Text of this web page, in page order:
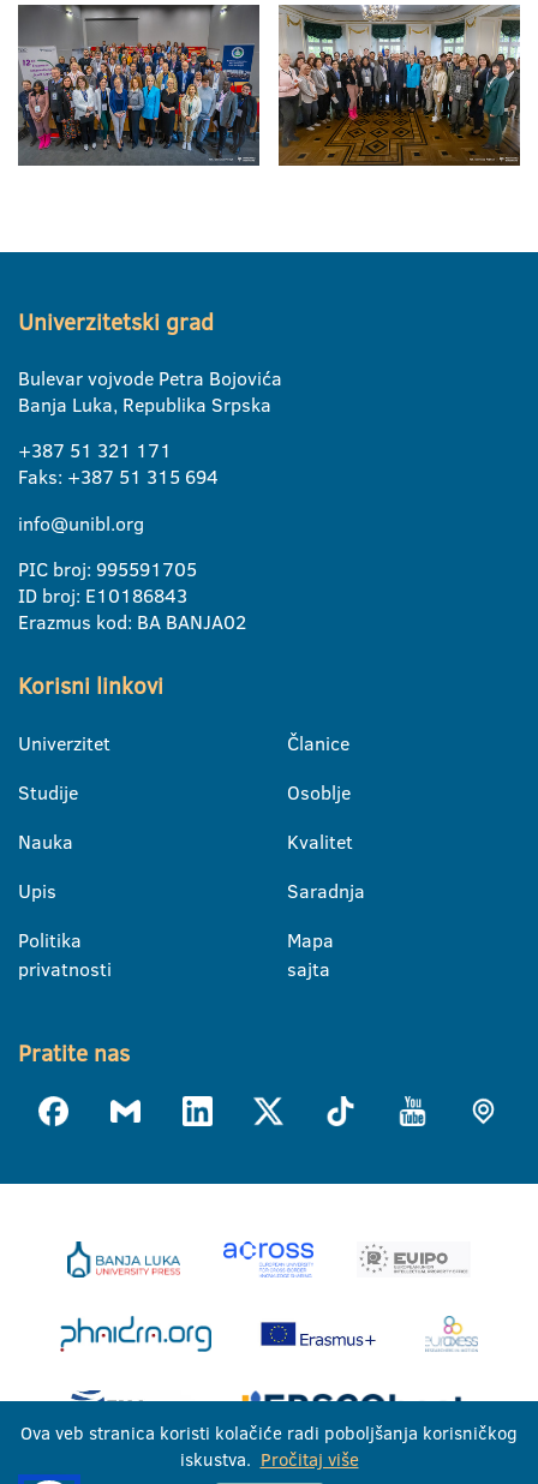
Univerzitetski grad
Bulevar vojvode Petra Bojovića
Banja Luka, Republika Srpska
+387 51 321 171
Faks: +387 51 315 694
info@unibl.org
PIC broj: 995591705
ID broj: E10186843
Erazmus kod: BA BANJA02
Korisni linkovi
Univerzitet
Studije
Nauka
Upis
Politika
privatnosti
Članice
Osoblje
Kvalitet
Saradnja
Mapa
sajta
Pratite nas
Ova veb stranica koristi kolačiće radi poboljšanja korisničkog
iskustva. Pročitaj više